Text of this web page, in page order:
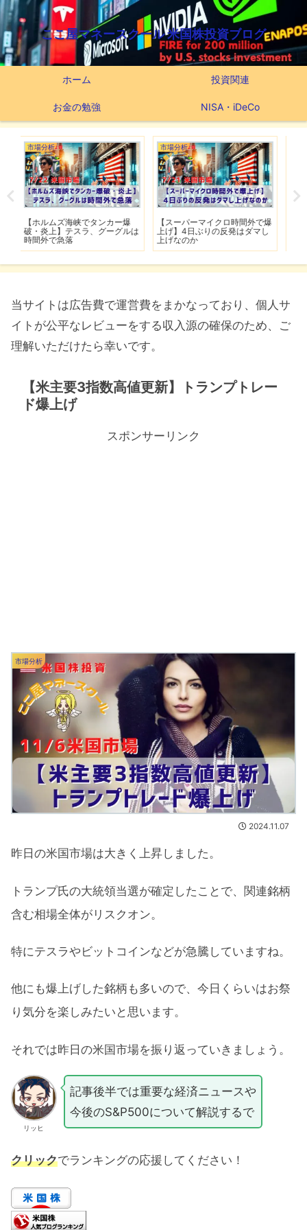
ここ屋マネースクール 米国株投資ブログ
ホーム 投資関連
お金の勉強 NISA・iDeCo
市場分析
【スーパーマイクロ時間外で爆
上げ】4日ぶりの反発はダマし
上げなのか
つみたてNISA
【新NISAの投資先はこれだ】
つみたてNISA63ヶ月間の運用
実績
当サイトは広告費で運営費をまかなっており、個人サ
イトが公平なレビューをする収入源の確保のため、ご
理解いただけたら幸いです。
【米主要3指数高値更新】トランプトレー
ド爆上げ
スポンサーリンク
市場分析
2024.11.07
昨日の米国市場は大きく上昇しました。
トランプ氏の大統領当選が確定したことで、関連銘柄
含む相場全体がリスクオン。
特にテスラやビットコインなどが急騰していますね。
他にも爆上げした銘柄も多いので、今日くらいはお祭
り気分を楽しみたいと思います。
それでは昨日の米国市場を振り返っていきましょう。
リッヒ
記事後半では重要な経済ニュースや
今後のS&P500について解説するで
クリックでランキングの応援してください！